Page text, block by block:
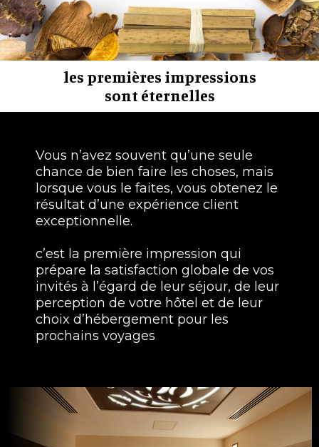
les premières impressions
sont éternelles
Vous n’avez souvent qu’une seule
chance de bien faire les choses, mais
lorsque vous le faites, vous obtenez le
résultat d’une expérience client
exceptionnelle.
c’est la première impression qui
prépare la satisfaction globale de vos
invités à l’égard de leur séjour, de leur
perception de votre hôtel et de leur
choix d’hébergement pour les
prochains voyages